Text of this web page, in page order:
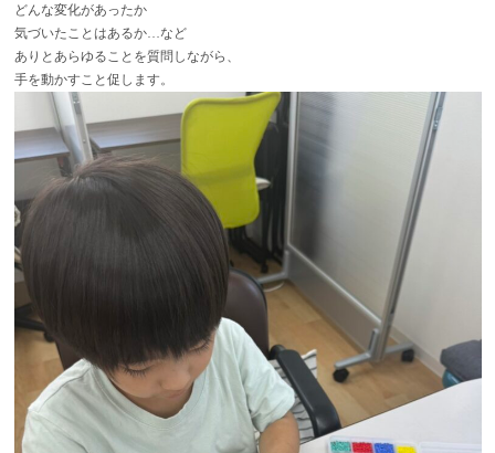
どんな変化があったか
気づいたことはあるか…など
ありとあらゆることを質問しながら、
手を動かすこと促します。